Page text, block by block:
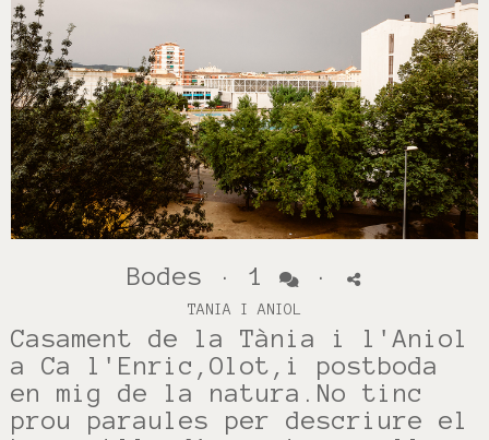
Bodes · 1 ·
TANIA I ANIOL
Casament de la Tània i l'Aniol
a Ca l'Enric,Olot,i postboda
en mig de la natura.No tinc
prou paraules per descriure el